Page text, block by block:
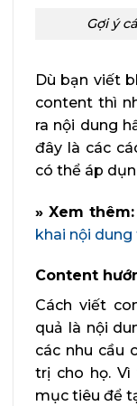
Gợi ý
Dù bạn viết
content thì
ra nội dung
đây là các
có thể áp
» Xem thêm:
khai nội
Content
Cách viết
quả là nội
các nhu cầu
trị cho họ. Vì
mục tiêu để